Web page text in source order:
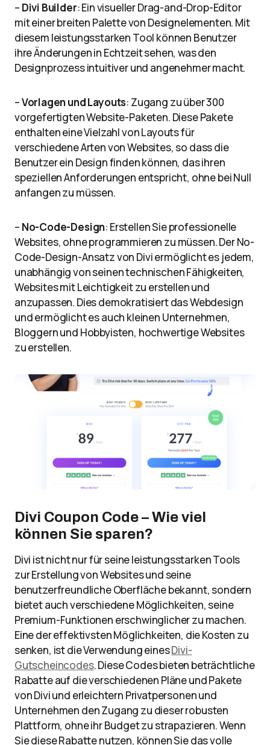
– Divi Builder: Ein visueller Drag-and-Drop-Editor
mit einer breiten Palette von Designelementen. Mit
diesem leistungsstarken Tool können Benutzer
ihre Änderungen in Echtzeit sehen, was den
Designprozess intuitiver und angenehmer macht.
–Vorlagen und Layouts: Zugang zu über 300
vorgefertigten Website-Paketen. Diese Pakete
enthalten eine Vielzahl von Layouts für
verschiedene Arten von Websites, so dass die
Benutzer ein Design finden können, das ihren
speziellen Anforderungen entspricht, ohne bei Null
anfangen zu müssen.
– No-Code-Design: Erstellen Sie professionelle
Websites, ohne programmieren zu müssen. Der No-
Code-Design-Ansatz von Divi ermöglicht es jedem,
unabhängig von seinen technischen Fähigkeiten,
Websites mit Leichtigkeit zu erstellen und
anzupassen. Dies demokratisiert das Webdesign
und ermöglicht es auch kleinen Unternehmen,
Bloggern und Hobbyisten, hochwertige Websites
zu erstellen.
Divi Coupon Code – Wie viel
können Sie sparen?
Divi ist nicht nur für seine leistungsstarken Tools
zur Erstellung von Websites und seine
benutzerfreundliche Oberfläche bekannt, sondern
bietet auch verschiedene Möglichkeiten, seine
Premium-Funktionen erschwinglicher zu machen.
Eine der effektivsten Möglichkeiten, die Kosten zu
senken, ist die Verwendung einesDivi-
Gutscheincodes. Diese Codes bieten beträchtliche
Rabatte auf die verschiedenen Pläne und Pakete
von Divi und erleichtern Privatpersonen und
Unternehmen den Zugang zu dieser robusten
Plattform, ohne ihr Budget zu strapazieren. Wenn
Sie diese Rabatte nutzen, können Sie das volle